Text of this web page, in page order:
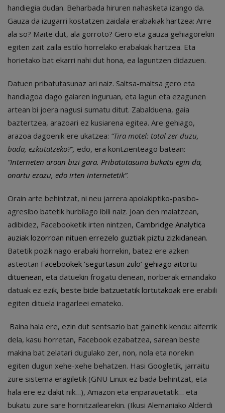
handiegia dudan. Beharbada hiruren nahasketa izango da.
Gauza da izugarri kostatzen zaidala erabakiak hartzea: Arre
ala so? Maite dut, ala gorroto? Gero eta gauza gehiagorekin
egiten zait zaila estilo horrelako erabakiak hartzea. Eta
horietako bat ekarri nahi dut hona, ea laguntzen didazuen.
Datuen pribatutasunaz ari naiz. Saltsa-maltsa gero eta
handiagoa dago gaiaren inguruan, eta lagun eta ezagunen
artean bi joera nagusi sumatu ditut. Zabalduena, gaia
baztertzea, arazoari ez kusiarena egitea. Are gehiago,
arazoa dagoenik ere ukatzea: “Tira motel: total zer duzu,
bada, ezkutatzeko?”, edo, era kontzienteago batean:
“Interneten aroan bizi gara. Pribatutasuna bukatu egin da,
onartu ezazu, edo irten internetetik”.
Orain arte behintzat, ni neu jarrera apolakiptiko-pasibo-
agresibo batetik hurbilago ibili naiz. Joan den maiatzean,
adibidez, Facebooketik irten nintzen, Cambridge Analytica
auziak lozorroan nituen errezelo guztiak piztu zizkidanean.
Batetik pozik nago erabaki horrekin, batez ere azken
asteotan Facebookek ‘segurtasun zulo’ gehiago aitortu
dituenean, eta datuekin frogatu denean, norberak emandako
datuak ez ezik, beste bide batzuetatik lortutakoak ere erabili
egiten dituela iragarleei emateko.
Baina hala ere, ezin dut sentsazio bat gainetik kendu: alferrik
dela, kasu horretan, Facebook ezabatzea, sarean beste
makina bat zelatari dugulako zer, non, nola eta norekin
egiten dugun xehe-xehe behatzen. Hasi Googletik, jarraitu
zure sistema eragiletik (GNU Linux ez bada behintzat, eta
hala ere ez dakit nik…), Amazon eta enparauetatik… eta
bukatu zure sare hornitzailearekin. (Ikusi Alemaniako Alderdi